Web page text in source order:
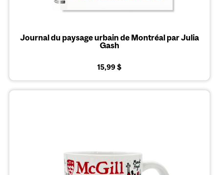
Journal du paysage urbain de Montréal par Julia
Gash
15,99 $